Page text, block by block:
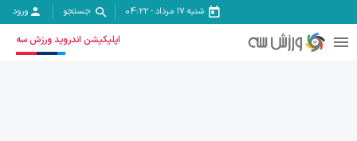
شنبه ۱۷ مرداد -
04:22 جستجو ورود
اپلیکیشن اندروید ورزش سه